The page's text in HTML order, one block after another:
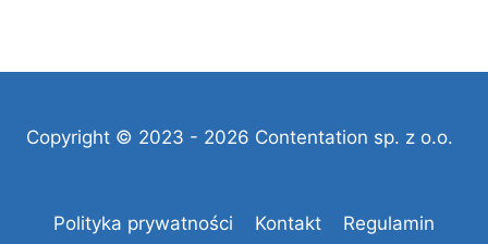
Copyright © 2023 - 2026 Contentation sp. z o.o.
Polityka prywatności Kontakt Regulamin